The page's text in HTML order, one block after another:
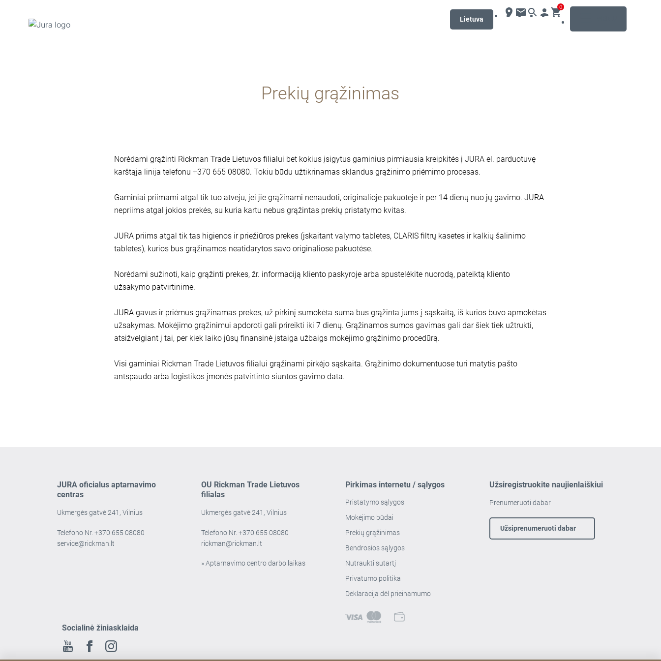
Lietuva
0
Prekių grąžinimas
Norėdami grąžinti Rickman Trade Lietuvos filialui bet kokius įsigytus gaminius pirmiausia kreipkitės į JURA el. parduotuvę
karštąja linija telefonu +370 655 08080. Tokiu būdu užtikrinamas sklandus grąžinimo priėmimo procesas.
Gaminiai priimami atgal tik tuo atveju, jei jie grąžinami nenaudoti, originalioje pakuotėje ir per 14 dienų nuo jų gavimo. JURA
nepriims atgal jokios prekės, su kuria kartu nebus grąžintas prekių pristatymo kvitas.
JURA priims atgal tik tas higienos ir priežiūros prekes (įskaitant valymo tabletes, CLARIS filtrų kasetes ir kalkių šalinimo
tabletes), kurios bus grąžinamos neatidarytos savo originaliose pakuotėse.
Norėdami sužinoti, kaip grąžinti prekes, žr. informaciją kliento paskyroje arba spustelėkite nuorodą, pateiktą kliento
užsakymo patvirtinime.
JURA gavus ir priėmus grąžinamas prekes, už pirkinį sumokėta suma bus grąžinta jums į sąskaitą, iš kurios buvo apmokėtas
užsakymas. Mokėjimo grąžinimui apdoroti gali prireikti iki 7 dienų. Grąžinamos sumos gavimas gali dar šiek tiek užtrukti,
atsižvelgiant į tai, per kiek laiko jūsų finansinė įstaiga užbaigs mokėjimo grąžinimo procedūrą.
Visi gaminiai Rickman Trade Lietuvos filialui grąžinami pirkėjo sąskaita. Grąžinimo dokumentuose turi matytis pašto
antspaudo arba logistikos įmonės patvirtinto siuntos gavimo data.
JURA oficialus aptarnavimo
centras
Ukmergės gatvė 241, Vilnius
Telefono Nr.+370 655 08080
service@rickman.lt
OU Rickman Trade Lietuvos
filialas
Ukmergės gatvė 241, Vilnius
Telefono Nr.+370 655 08080
rickman@rickman.lt
» Aptarnavimo centro darbo laikas
Pirkimas internetu / sąlygos
Pristatymo sąlygos
Mokėjimo būdai
Prekių grąžinimas
Bendrosios sąlygos
Nutraukti sutartį
Privatumo politika
Deklaracija dėl prieinamumo
Užsiregistruokite naujienlaiškiui
Prenumeruoti dabar
Užsiprenumeruoti dabar
Socialinė žiniasklaida
Youtube Facebook